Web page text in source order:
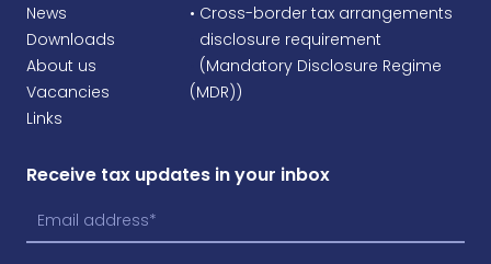
News
Downloads
About us
Vacancies
Links
• Cross-border tax arrangements
disclosure requirement
(Mandatory Disclosure Regime
(MDR))
Receive tax updates in your inbox